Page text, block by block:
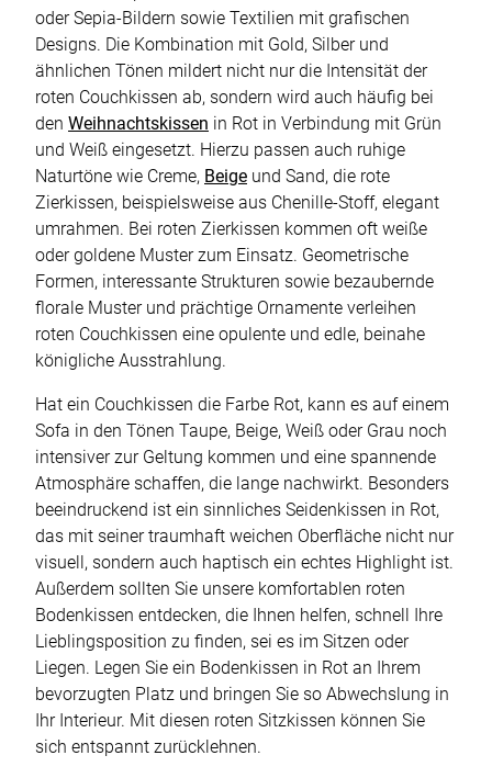
oder Sepia-Bildern sowie Textilien mit grafischen
Designs. Die Kombination mit Gold, Silber und
ähnlichen Tönen mildert nicht nur die Intensität der
roten Couchkissen ab, sondern wird auch häufig bei
den Weihnachtskissen in Rot in Verbindung mit Grün
und Weiß eingesetzt. Hierzu passen auch ruhige
Naturtöne wie Creme, Beige und Sand, die rote
Zierkissen, beispielsweise aus Chenille-Stoff, elegant
umrahmen. Bei roten Zierkissen kommen oft weiße
oder goldene Muster zum Einsatz. Geometrische
Formen, interessante Strukturen sowie bezaubernde
florale Muster und prächtige Ornamente verleihen
roten Couchkissen eine opulente und edle, beinahe
königliche Ausstrahlung.
Hat ein Couchkissen die Farbe Rot, kann es auf einem
Sofa in den Tönen Taupe, Beige, Weiß oder Grau noch
intensiver zur Geltung kommen und eine spannende
Atmosphäre schaffen, die lange nachwirkt. Besonders
beeindruckend ist ein sinnliches Seidenkissen in Rot,
das mit seiner traumhaft weichen Oberfläche nicht nur
visuell, sondern auch haptisch ein echtes Highlight ist.
Außerdem sollten Sie unsere komfortablen roten
Bodenkissen entdecken, die Ihnen helfen, schnell Ihre
Lieblingsposition zu finden, sei es im Sitzen oder
Liegen. Legen Sie ein Bodenkissen in Rot an Ihrem
bevorzugten Platz und bringen Sie so Abwechslung in
Ihr Interieur. Mit diesen roten Sitzkissen können Sie
sich entspannt zurücklehnen.